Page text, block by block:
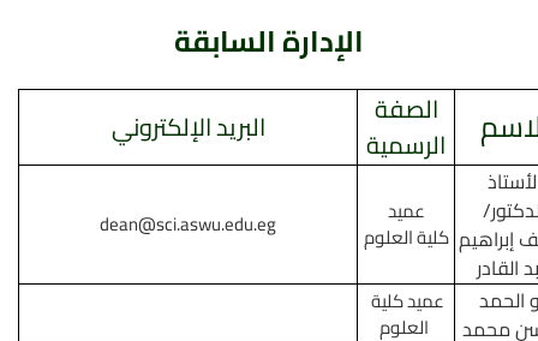
الإدارة السابقة
البريد الإلكتروني
الصفة
الرسمية
dean@sci.aswu.edu.eg عميد
كلية العلوم إبراهيم
القادر
الحمد